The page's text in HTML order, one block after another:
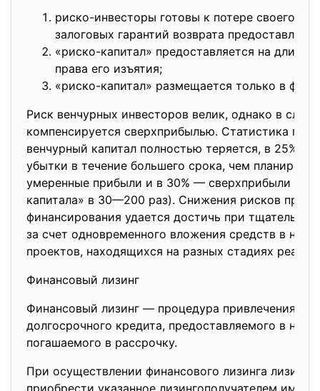
риско-инвесторы готовы к потере своего
залоговых гарантий возврата
«риско-капитал» предоставляется на
права его изъятия;
«риско-капитал» размещается только в
Риск венчурных инвесторов велик, однако в
компенсируется сверхприбылью. Статистика
венчурный капитал полностью теряется, в 25%
убытки в течение большего срока, чем
умеренные прибыли и в 30% — сверхприбыли
капитала» в 30—200 раз). Снижения рисков при
финансирования удается достичь при
за счет одновременного вложения средств в
проектов, находящихся на разных стадиях
Финансовый лизинг
Финансовый лизинг — процедура привлечения
долгосрочного кредита, предоставляемого в
погашаемого в рассрочку.
При осуществлении финансового лизинга
приобрести указанное лизингополучателем